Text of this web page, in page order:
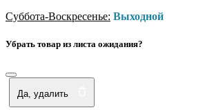
Суббота-Воскресенье: Выходной
Убрать товар из листа ожидания?
Да, удалить